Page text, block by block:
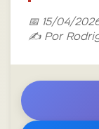
📅 15/04/
✍️ Por